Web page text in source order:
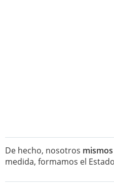
De hecho, nosotros mismos
medida, formamos el